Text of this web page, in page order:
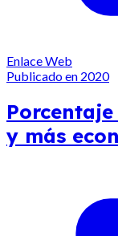
Enlace Web
Publicado en 2020
y más